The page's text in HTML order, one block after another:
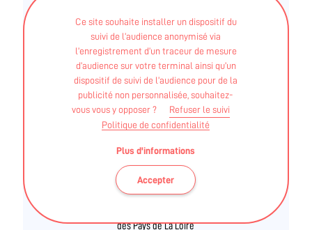
Ce site souhaite installer un dispositif du
suivi de l’audience anonymisé via
l’enregistrement d’un traceur de mesure
d’audience sur votre terminal ainsi qu’un
dispositif de suivi de l’audience pour de la
publicité non personnalisée, souhaitez-
vous vous y opposer ?
Refuser le suivi
Politique de confidentialité
Plus d'informations
Accepter
"Activités de la forme/haltérophilie, musculation" et
"Activités de la forme/cours collectifs"
FLORIAN BOURSIER
BEES - Brevet d'Etat d'aptitude à l'enseignement de la
des Pays de La Loire